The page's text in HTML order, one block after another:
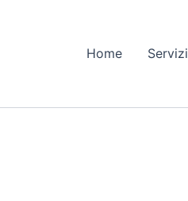
Home Servizi